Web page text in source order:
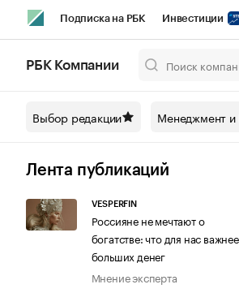
Подписка на РБК Инвестиции
Спецпроекты СПб
Технологии и медиа
РБК Компании
Выбор редакции Менеджмент и
Лента публикаций
VESPERFIN
Россияне не мечтают о
богатстве: что для нас важнее
больших денег
Мнение эксперта